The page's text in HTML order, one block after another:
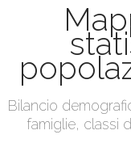
Bilancio
famiglie, classi